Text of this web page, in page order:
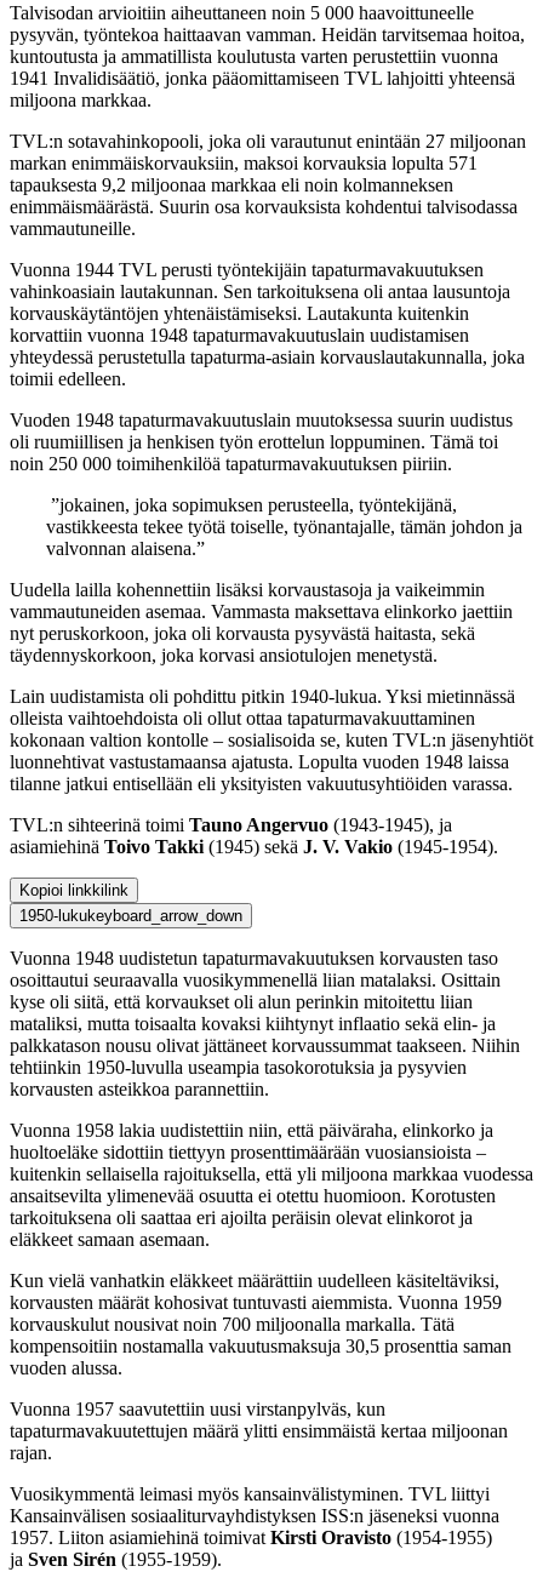
Talvisodan arvioitiin aiheuttaneen noin 5 000 haavoittuneelle
pysyvän, työntekoa haittaavan vamman. Heidän tarvitsemaa hoitoa,
kuntoutusta ja ammatillista koulutusta varten perustettiin vuonna
1941 Invalidisäätiö, jonka pääomittamiseen TVL lahjoitti yhteensä
miljoona markkaa.
TVL:n sotavahinkopooli, joka oli varautunut enintään 27 miljoonan
markan enimmäiskorvauksiin, maksoi korvauksia lopulta 571
tapauksesta 9,2 miljoonaa markkaa eli noin kolmanneksen
enimmäismäärästä. Suurin osa korvauksista kohdentui talvisodassa
vammautuneille.
Vuonna 1944 TVL perusti työntekijäin tapaturmavakuutuksen
vahinkoasiain lautakunnan. Sen tarkoituksena oli antaa lausuntoja
korvauskäytäntöjen yhtenäistämiseksi. Lautakunta kuitenkin
korvattiin vuonna 1948 tapaturmavakuutuslain uudistamisen
yhteydessä perustetulla tapaturma-asiain korvauslautakunnalla, joka
toimii edelleen.
Vuoden 1948 tapaturmavakuutuslain muutoksessa suurin uudistus
oli ruumiillisen ja henkisen työn erottelun loppuminen. Tämä toi
noin 250 000 toimihenkilöä tapaturmavakuutuksen piiriin.
”jokainen, joka sopimuksen perusteella, työntekijänä,
vastikkeesta tekee työtä toiselle, työnantajalle, tämän johdon ja
valvonnan alaisena.”
Uudella lailla kohennettiin lisäksi korvaustasoja ja vaikeimmin
vammautuneiden asemaa. Vammasta maksettava elinkorko jaettiin
nyt peruskorkoon, joka oli korvausta pysyvästä haitasta, sekä
täydennyskorkoon, joka korvasi ansiotulojen menetystä.
Lain uudistamista oli pohdittu pitkin 1940-lukua. Yksi mietinnässä
olleista vaihtoehdoista oli ollut ottaa tapaturmavakuuttaminen
kokonaan valtion kontolle – sosialisoida se, kuten TVL:n jäsenyhtiöt
luonnehtivat vastustamaansa ajatusta. Lopulta vuoden 1948 laissa
tilanne jatkui entisellään eli yksityisten vakuutusyhtiöiden varassa.
TVL:n sihteerinä toimi Tauno Angervuo (1943-1945), ja
asiamiehinä Toivo Takki (1945) sekä J. V. Vakio (1945-1954).
Kopioi linkkilink
1950-lukukeyboard_arrow_down
Vuonna 1948 uudistetun tapaturmavakuutuksen korvausten taso
osoittautui seuraavalla vuosikymmenellä liian matalaksi. Osittain
kyse oli siitä, että korvaukset oli alun perinkin mitoitettu liian
mataliksi, mutta toisaalta kovaksi kiihtynyt inflaatio sekä elin- ja
palkkatason nousu olivat jättäneet korvaussummat taakseen. Niihin
tehtiinkin 1950-luvulla useampia tasokorotuksia ja pysyvien
korvausten asteikkoa parannettiin.
Vuonna 1958 lakia uudistettiin niin, että päiväraha, elinkorko ja
huoltoeläke sidottiin tiettyyn prosenttimäärään vuosiansioista –
kuitenkin sellaisella rajoituksella, että yli miljoona markkaa vuodessa
ansaitsevilta ylimenevää osuutta ei otettu huomioon. Korotusten
tarkoituksena oli saattaa eri ajoilta peräisin olevat elinkorot ja
eläkkeet samaan asemaan.
Kun vielä vanhatkin eläkkeet määrättiin uudelleen käsiteltäviksi,
korvausten määrät kohosivat tuntuvasti aiemmista. Vuonna 1959
korvauskulut nousivat noin 700 miljoonalla markalla. Tätä
kompensoitiin nostamalla vakuutusmaksuja 30,5 prosenttia saman
vuoden alussa.
Vuonna 1957 saavutettiin uusi virstanpylväs, kun
tapaturmavakuutettujen määrä ylitti ensimmäistä kertaa miljoonan
rajan.
Vuosikymmentä leimasi myös kansainvälistyminen. TVL liittyi
Kansainvälisen sosiaaliturvayhdistyksen ISS:n jäseneksi vuonna
1957. Liiton asiamiehinä toimivat Kirsti Oravisto (1954-1955)
ja Sven Sirén (1955-1959).